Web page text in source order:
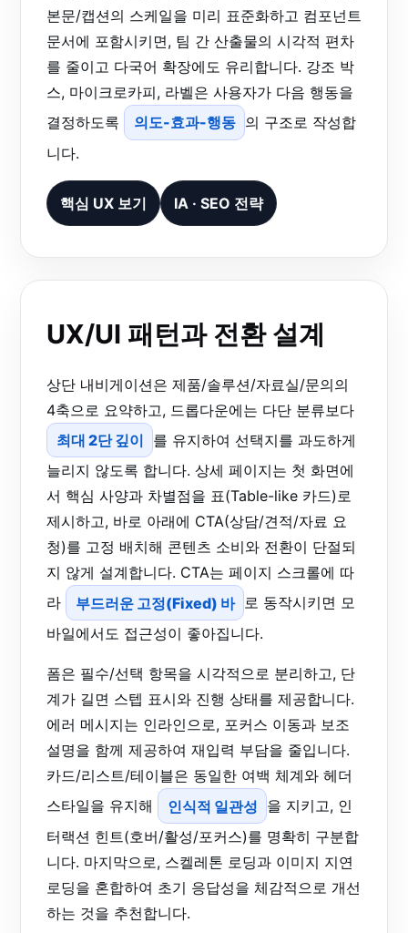
본문/캡션의 스케일을 미리 표준화하고 컴포넌트
문서에 포함시키면, 팀 간 산출물의 시각적 편차
를 줄이고 다국어 확장에도 유리합니다. 강조 박
스, 마이크로카피, 라벨은 사용자가 다음 행동을
결정하도록
의도-효과-행동 의 구조로 작성합
니다.
핵심 UX 보기 IA · SEO 전략
UX/UI 패턴과 전환 설계
상단 내비게이션은 제품/솔루션/자료실/문의의
4축으로 요약하고, 드롭다운에는 다단 분류보다
최대 2단 깊이 를 유지하여 선택지를 과도하게
늘리지 않도록 합니다. 상세 페이지는 첫 화면에
서 핵심 사양과 차별점을 표(Table-like 카드)로
제시하고, 바로 아래에 CTA(상담/견적/자료 요
청)를 고정 배치해 콘텐츠 소비와 전환이 단절되
지 않게 설계합니다. CTA는 페이지 스크롤에 따
라
부드러운 고정(Fixed) 바 로 동작시키면 모
바일에서도 접근성이 좋아집니다.
폼은 필수/선택 항목을 시각적으로 분리하고, 단
계가 길면 스텝 표시와 진행 상태를 제공합니다.
에러 메시지는 인라인으로, 포커스 이동과 보조
설명을 함께 제공하여 재입력 부담을 줄입니다.
카드/리스트/테이블은 동일한 여백 체계와 헤더
스타일을 유지해
인식적 일관성 을 지키고, 인
터랙션 힌트(호버/활성/포커스)를 명확히 구분합
니다. 마지막으로, 스켈레톤 로딩과 이미지 지연
로딩을 혼합하여 초기 응답성을 체감적으로 개선
하는 것을 추천합니다.